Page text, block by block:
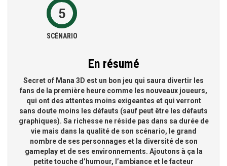
5
SCÉNARIO
En résumé
Secret of Mana 3D est un bon jeu qui saura divertir les
fans de la première heure comme les nouveaux joueurs,
qui ont des attentes moins exigeantes et qui verront
sans doute moins les défauts (sauf peut être les défauts
graphiques). Sa richesse ne réside pas dans sa durée de
vie mais dans la qualité de son scénario, le grand
nombre de ses personnages et la diversité de son
gameplay et de ses environnements. Ajoutons à ça la
petite touche d’humour, l’ambiance et le facteur